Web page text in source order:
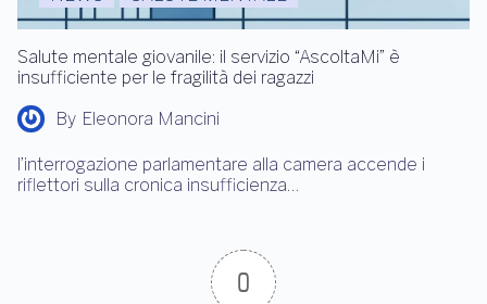
Salute mentale giovanile: il servizio “AscoltaMi” è
insufficiente per le fragilità dei ragazzi
By Eleonora Mancini
l’interrogazione parlamentare alla camera accende i
riflettori sulla cronica insufficienza…
0